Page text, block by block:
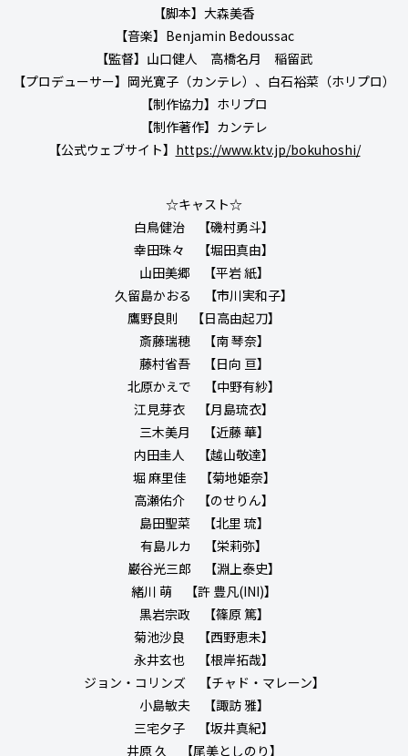
【脚本】⼤森美⾹
【音楽】Benjamin Bedoussac
【監督】山口健人 高橋名月 稲留武
【プロデューサー】岡光寛子（カンテレ）、白石裕菜（ホリプロ）
【制作協力】ホリプロ
【制作著作】カンテレ
【公式ウェブサイト】 https://www.ktv.jp/bokuhoshi/
☆キャスト☆
白鳥健治 【磯村勇斗】
幸田珠々 【堀田真由】
山田美郷 【平岩 紙】
久留島かおる 【市川実和子】
鷹野良則 【日高由起刀】
斎藤瑞穂 【南 琴奈】
藤村省吾 【日向 亘】
北原かえで 【中野有紗】
江見芽衣 【月島琉衣】
三木美月 【近藤 華】
内田圭人 【越山敬達】
堀 麻里佳 【菊地姫奈】
高瀬佑介 【のせりん】
島田聖菜 【北里 琉】
有島ルカ 【栄莉弥】
巌谷光三郎 【淵上泰史】
緒川 萌 【許 豊凡(INI)】
黒岩宗政 【篠原 篤】
菊池沙良 【西野恵未】
永井玄也 【根岸拓哉】
ジョン・コリンズ 【チャド・マレーン】
小島敏夫 【諏訪 雅】
三宅夕子 【坂井真紀】
井原 久 【尾美としのり】